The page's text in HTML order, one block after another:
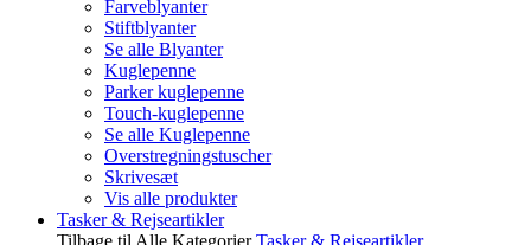
Farveblyanter
Stiftblyanter
Se alle Blyanter
Kuglepenne
Parker kuglepenne
Touch-kuglepenne
Se alle Kuglepenne
Overstregningstuscher
Skrivesæt
Vis alle produkter
Tasker & Rejseartikler
Tilbage til Alle Kategorier Tasker & Rejseartikler